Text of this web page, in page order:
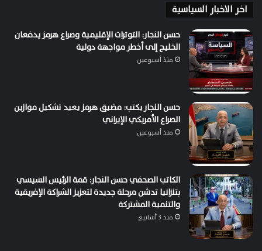
اخر الاخبار السياسية
حسن النجار: التوترات الإقليمية وصراع هرمز يدفعان
الخليج إلى أخطر مواجهة دولية
منذ أسبوعين
حسن النجار يكتب: مضيق هرمز يعيد تشكيل موازين
الصراع الأمريكي الإيراني
منذ أسبوعين
الكاتب الصحفي حسن النجار: قمة الرئيس السيسي
بتنزانيا تدشن مرحلة جديدة لتعزيز الشراكة الإفريقية
والتنمية المشتركة
منذ 3 أسابيع